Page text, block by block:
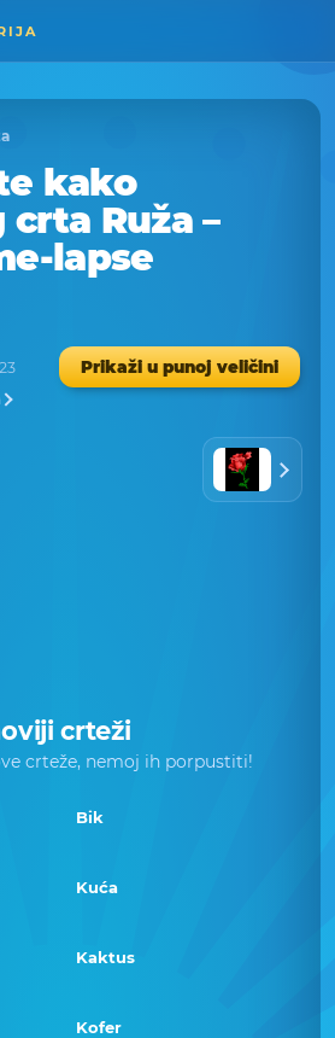
kako
Ruža –
lapse
Prikaži u punoj veličini
crteži
crteže, nemoj ih porpustiti!
Bik
Kuća
Kaktus
Kofer